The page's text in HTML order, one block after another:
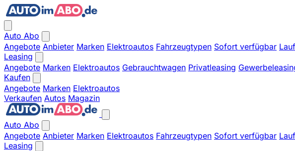
Auto Abo
Angebote Anbieter Marken Elektroautos Fahrzeugtypen Sofort verfügbar
Leasing
Angebote Marken Elektroautos Gebrauchtwagen Privatleasing
Kaufen
Angebote Marken Elektroautos
Verkaufen Autos Magazin
Auto Abo
Angebote Anbieter Marken Elektroautos Fahrzeugtypen Sofort verfügbar
Leasing